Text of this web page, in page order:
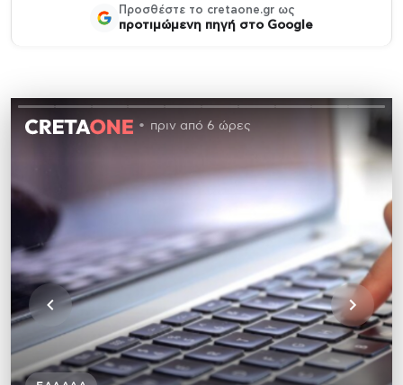
Προσθέστε το cretaone.gr ως
προτιμώμενη πηγή στο Google
πριν από 6 ώρες